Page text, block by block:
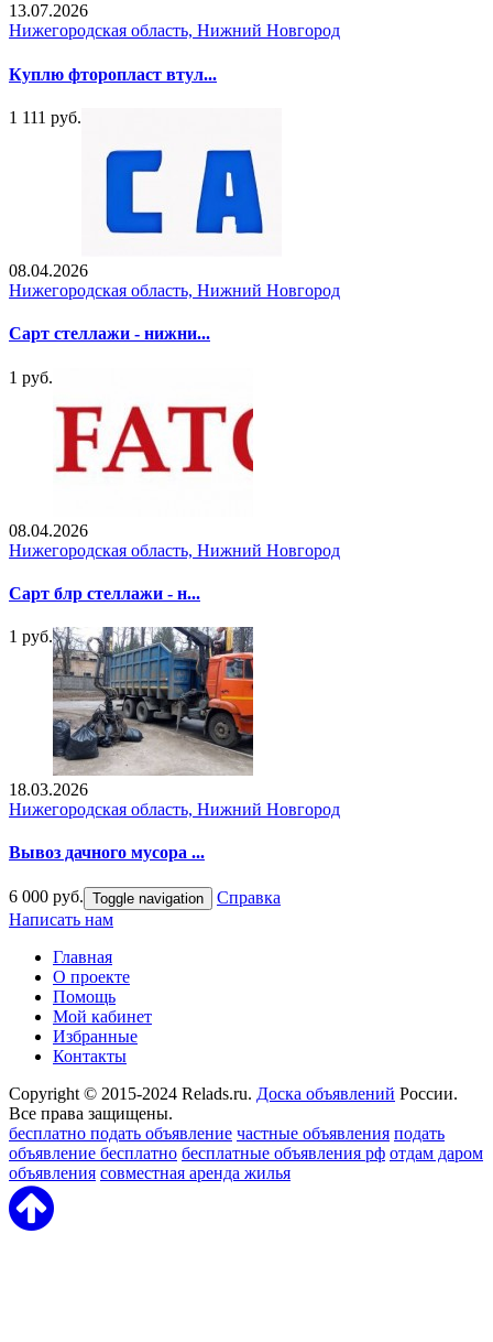
13.07.2026
Нижегородская область, Нижний Новгород
Куплю фторопласт втул...
1 111 руб.
08.04.2026
Нижегородская область, Нижний Новгород
Сарт стеллажи - нижни...
1 руб.
08.04.2026
Нижегородская область, Нижний Новгород
Сарт блр стеллажи - н...
1 руб.
18.03.2026
Нижегородская область, Нижний Новгород
Вывоз дачного мусора ...
6 000 руб. Toggle navigation
Справка
Написать нам
Главная
О проекте
Помощь
Мой кабинет
Избранные
Контакты
Copyright © 2015-2024 Relads.ru. Доска объявлений России.
Все права защищены.
бесплатно подать объявление частные объявления подать
объявление бесплатно бесплатные объявления рф отдам даром
объявления совместная аренда жилья